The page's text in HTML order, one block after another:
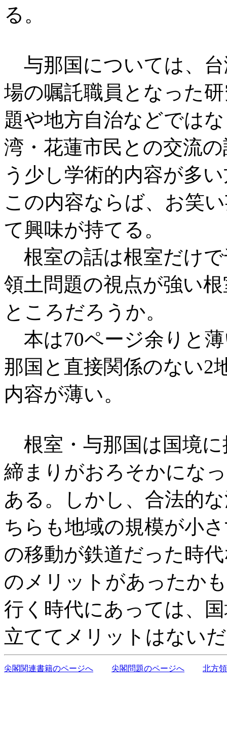
る。
与那国については、
場の嘱託職員となった
題や地方自治などでは
湾・花蓮市民との交流
う少し学術的内容が多
この内容ならば、お笑
て興味が持てる。
根室の話は根室だけ
領土問題の視点が強い
ところだろうか。
本は70ページ余りと
那国と直接関係のない2
内容が薄い。
根室・与那国は国境
締まりがおろそかにな
ある。しかし、合法的
ちらも地域の規模が小
の移動が鉄道だった時
のメリットがあったか
行く時代にあっては、
立ててメリットはない
尖閣関連書籍のページへ 尖閣問題のページへ 北方